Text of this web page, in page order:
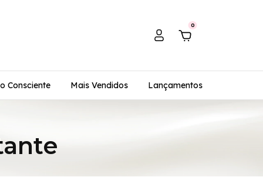
0
Consciente Mais Vendidos Lançamentos